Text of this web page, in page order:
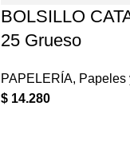
BOLSILLO
25 Grueso
PAPELERÍA, Papeles
$14.280